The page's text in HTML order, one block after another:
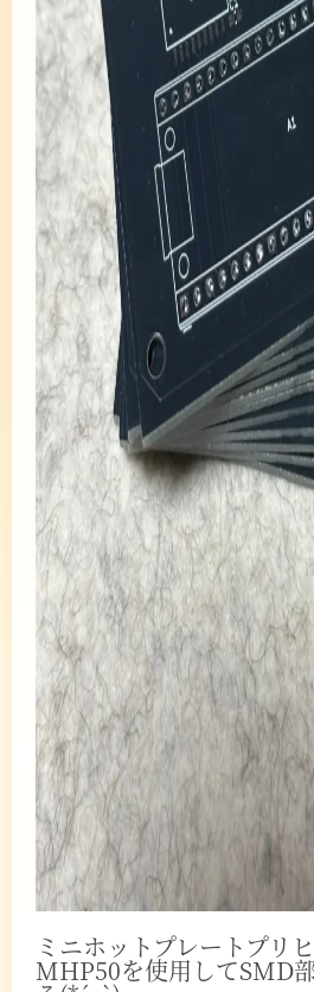
ミニホットプレートプリ
MHP50を使用してSMD